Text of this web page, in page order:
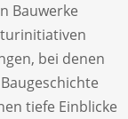
Bauwerke
bei denen
tiefe Einblicke